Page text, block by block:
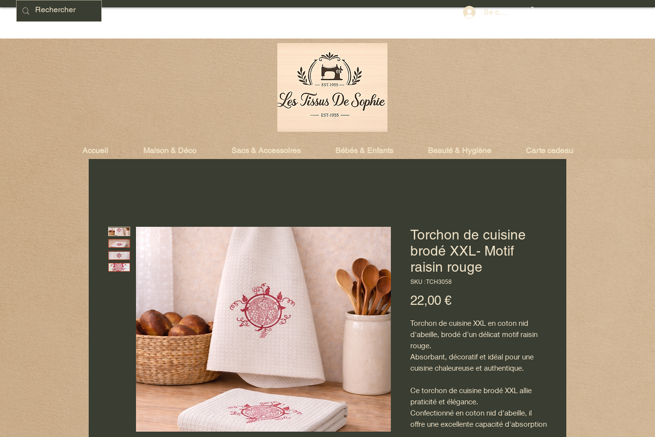
Se connecter
Accueil Maison & Déco Sacs & Accessoires Bébés & Enfants Beauté & Hygiène Carte cadeau
Torchon de cuisine
brodé XXL- Motif
raisin rouge
SKU : TCH3058
22,00 €Prix
Torchon de cuisine XXL en coton nid
d'abeille, brodé d'un délicat motif raisin
rouge.
Absorbant, décoratif et idéal pour une
cuisine chaleureuse et authentique.
Ce torchon de cuisine brodé XXL allie
praticité et élégance.
Confectionné en coton nid d'abeille, il
offre une excellente capacité d'absorption